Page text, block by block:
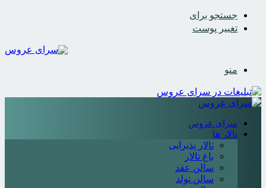
جستجو برای
تغییر پوست
منو
سرای عروس
تالار ها
تالار پذیرایی
باغ تالار
سالن عقد
سالن تولد